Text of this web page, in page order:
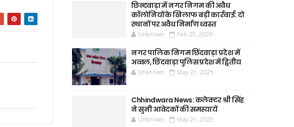
छिन्दवाड़ा में नगर निगम की अवैध
कॉलोनियों के खिलाफ बड़ी कार्रवाई: दो
स्थानों पर अवैध निर्माण ध्वस्त
Unknown Feb 25, 2026
नगर पालिक निगम छिंदवाड़ा प्रदेश में
अव्वल, छिंदवाड़ा पुलिस प्रदेश में द्वितीय
Unknown May 21, 2025
Chhindwara News: कलेक्टर श्री सिंह
ने सुनी आवेदकों की समस्यायें
Unknown May 21, 2025